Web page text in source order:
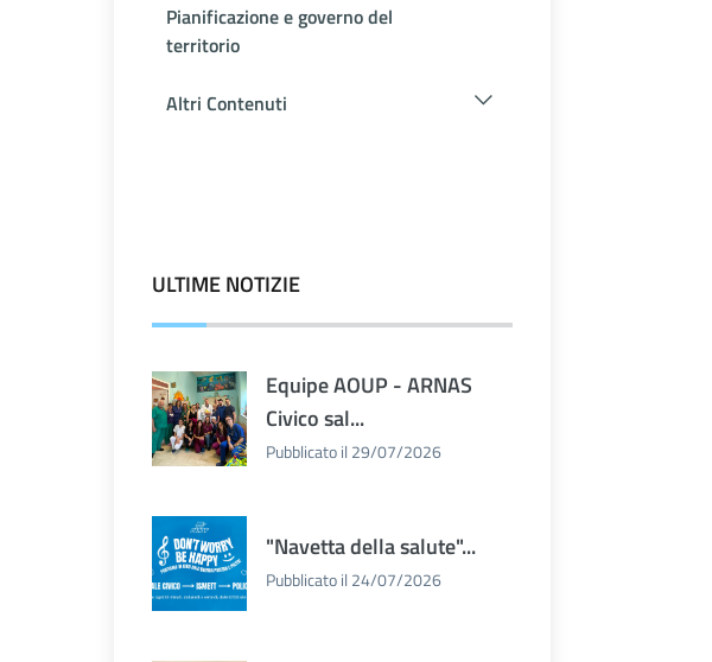
Pianificazione e governo del
territorio
Altri Contenuti
ULTIME NOTIZIE
Equipe AOUP - ARNAS
Civico sal...
Pubblicato il 29/07/2026
"Navetta della salute"...
Pubblicato il 24/07/2026